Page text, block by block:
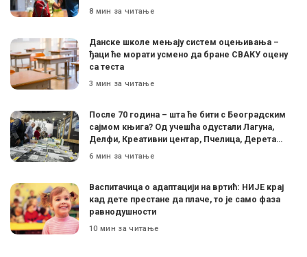
8 мин за читање
Данске школе мењају систем оцењивања –
ђаци ће морати усмено да бране СВАКУ оцену
са теста
3 мин за читање
После 70 година – шта ће бити с Београдским
сајмом књига? Од учешћа одустали Лагуна,
Делфи, Креативни центар, Пчелица, Дерета…
6 мин за читање
Васпитачица о адаптацији на вртић: НИЈЕ крај
кад дете престане да плаче, то је само фаза
равнодушности
10 мин за читање